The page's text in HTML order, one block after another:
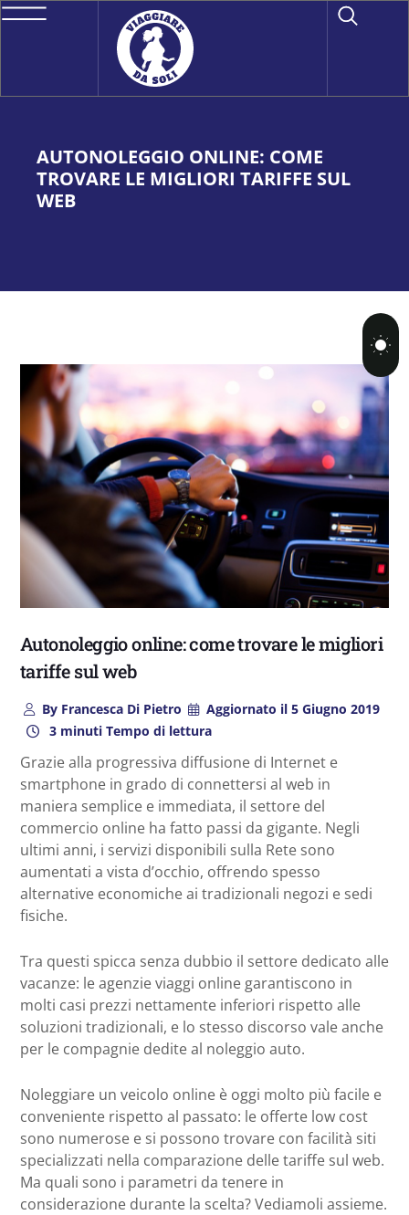
AUTONOLEGGIO ONLINE: COME
TROVARE LE MIGLIORI TARIFFE SUL
WEB
Autonoleggio online: come trovare le migliori
tariffe sul web
ByFrancesca Di Pietro Aggiornato il 5 Giugno 2019
3 minuti Tempo di lettura
Grazie alla progressiva diffusione di Internet e
smartphone in grado di connettersi al web in
maniera semplice e immediata, il settore del
commercio online ha fatto passi da gigante. Negli
ultimi anni, i servizi disponibili sulla Rete sono
aumentati a vista d’occhio, offrendo spesso
alternative economiche ai tradizionali negozi e sedi
fisiche.
Tra questi spicca senza dubbio il settore dedicato alle
vacanze: le agenzie viaggi online garantiscono in
molti casi prezzi nettamente inferiori rispetto alle
soluzioni tradizionali, e lo stesso discorso vale anche
per le compagnie dedite al noleggio auto.
Noleggiare un veicolo online è oggi molto più facile e
conveniente rispetto al passato: le offerte low cost
sono numerose e si possono trovare con facilità siti
specializzati nella comparazione delle tariffe sul web.
Ma quali sono i parametri da tenere in
considerazione durante la scelta? Vediamoli assieme.